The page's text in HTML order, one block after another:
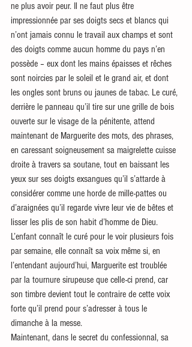
ne plus avoir peur. Il ne faut plus être
impressionnée par ses doigts secs et blancs qui
n’ont jamais connu le travail aux champs et sont
des doigts comme aucun homme du pays n’en
possède – eux dont les mains épaisses et rêches
sont noircies par le soleil et le grand air, et dont
les ongles sont bruns ou jaunes de tabac. Le curé,
derrière le panneau qu’il tire sur une grille de bois
ouverte sur le visage de la pénitente, attend
maintenant de Marguerite des mots, des phrases,
en caressant soigneusement sa maigrelette cuisse
droite à travers sa soutane, tout en baissant les
yeux sur ses doigts exsangues qu’il s’attarde à
considérer comme une horde de mille-pattes ou
d’araignées qu’il regarde vivre leur vie de bêtes et
lisser les plis de son habit d’homme de Dieu.
L’enfant connaît le curé pour le voir plusieurs fois
par semaine, elle connaît sa voix même si, en
l’entendant aujourd’hui, Marguerite est troublée
par la tournure sirupeuse que celle-ci prend, car
son timbre devient tout le contraire de cette voix
forte qu’il prend pour s’adresser à tous le
dimanche à la messe.
Maintenant, dans le secret du confessionnal, sa